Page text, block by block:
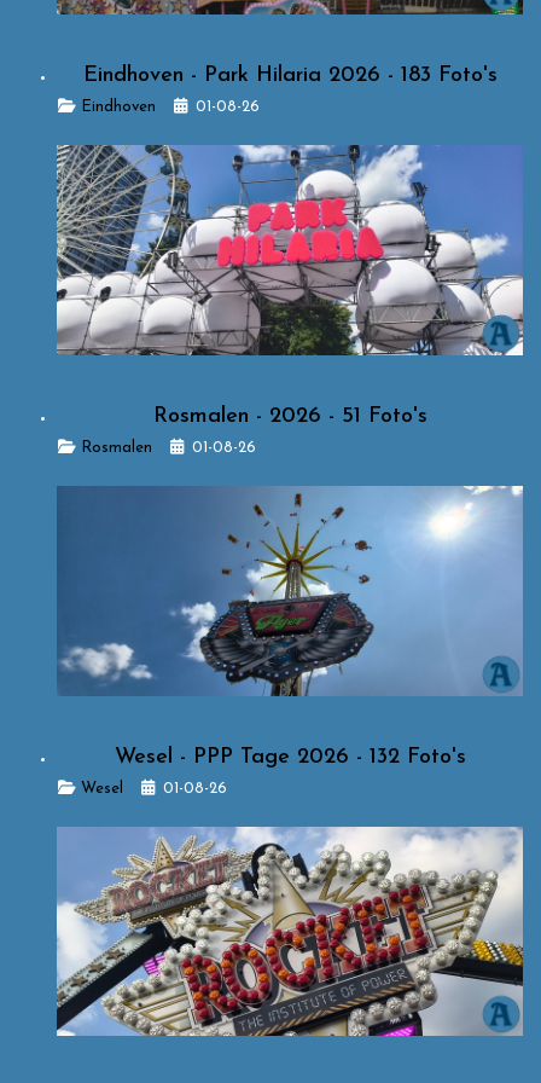
Eindhoven - Park Hilaria 2026 - 183 Foto's
DetailsEindhoven 01-08-26
Rosmalen - 2026 - 51 Foto's
DetailsRosmalen 01-08-26
Wesel - PPP Tage 2026 - 132 Foto's
Details
Wesel 01-08-26